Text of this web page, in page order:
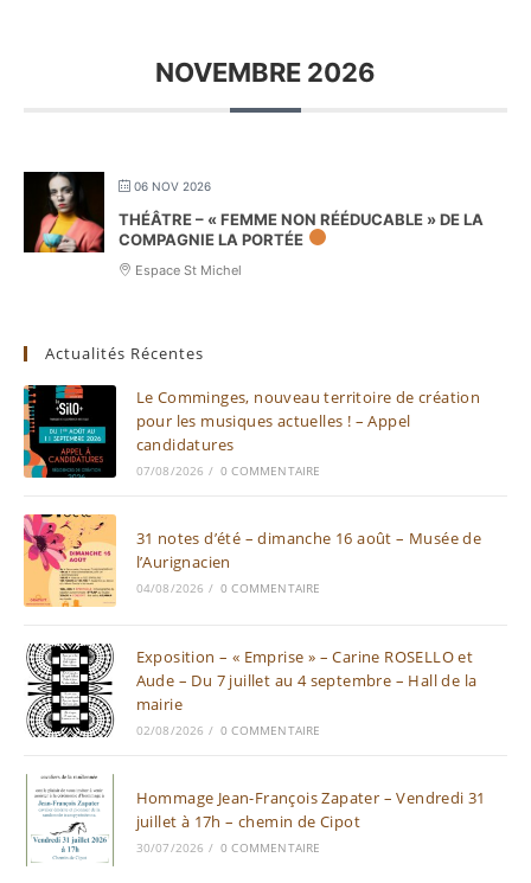
NOVEMBRE 2026
06 NOV 2026
THÉÂTRE – « FEMME NON RÉÉDUCABLE » DE LA
COMPAGNIE LA PORTÉE
Espace St Michel
Actualités Récentes
Le Comminges, nouveau territoire de création
pour les musiques actuelles ! – Appel
candidatures
07/08/2026 / 0 COMMENTAIRE
31 notes d’été – dimanche 16 août – Musée de
l’Aurignacien
04/08/2026 / 0 COMMENTAIRE
Exposition – « Emprise » – Carine ROSELLO et
Aude – Du 7 juillet au 4 septembre – Hall de la
mairie
02/08/2026 / 0 COMMENTAIRE
Hommage Jean-François Zapater – Vendredi 31
juillet à 17h – chemin de Cipot
30/07/2026 / 0 COMMENTAIRE